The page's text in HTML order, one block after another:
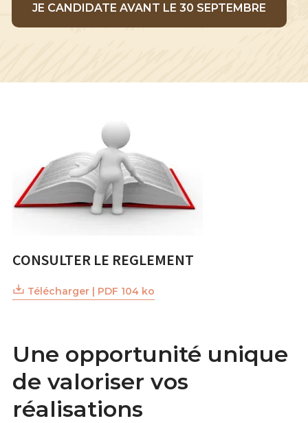
JE CANDIDATE AVANT LE 30 SEPTEMBRE
CONSULTER LE REGLEMENT
Télécharger | PDF 104 ko
Une opportunité unique
de valoriser vos
réalisations